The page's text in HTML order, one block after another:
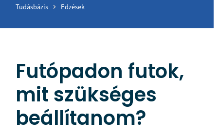
Tudásbázis Edzések
Futópadon futok,
mit szükséges
beállítanom?